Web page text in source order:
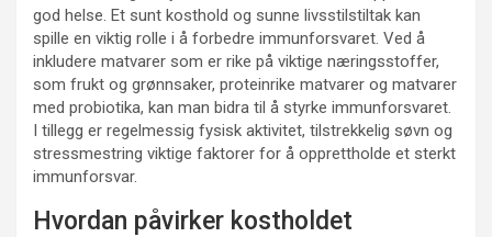
god helse. Et sunt kosthold og sunne livsstilstiltak kan
spille en viktig rolle i å forbedre immunforsvaret. Ved å
inkludere matvarer som er rike på viktige næringsstoffer,
som frukt og grønnsaker, proteinrike matvarer og matvarer
med probiotika, kan man bidra til å styrke immunforsvaret.
I tillegg er regelmessig fysisk aktivitet, tilstrekkelig søvn og
stressmestring viktige faktorer for å opprettholde et sterkt
immunforsvar.
Hvordan påvirker kostholdet